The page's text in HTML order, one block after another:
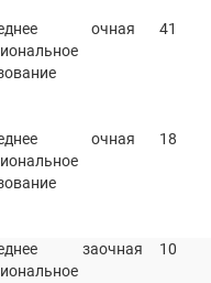
очная 41
очная 18
заочная 10